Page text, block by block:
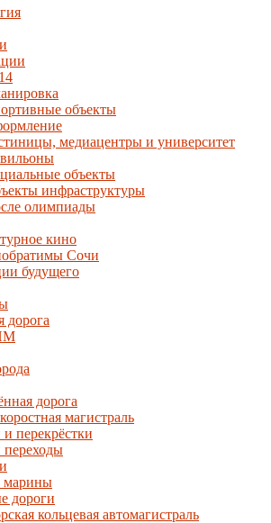
объекты
медиацентры и университет
объекты
инфраструктуры
олимпиады
кино
Сочи
будущего
дорога
дорога
магистраль
и перекрёстки
марины
дороги
кольцевая автомагистраль